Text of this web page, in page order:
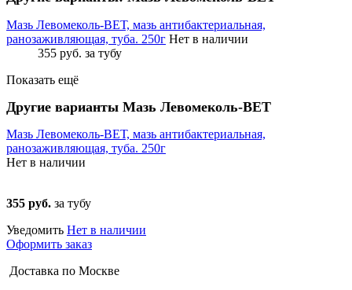
Мазь Левомеколь-ВЕТ, мазь антибактериальная,
ранозаживляющая, туба. 250г Нет в наличии
355 руб. за тубу
Показать ещё
Другие варианты Мазь Левомеколь-ВЕТ
Мазь Левомеколь-ВЕТ, мазь антибактериальная,
ранозаживляющая, туба. 250г
Нет в наличии
355 руб. за тубу
Уведомить Нет в наличии
Оформить заказ
Доставка по Москве